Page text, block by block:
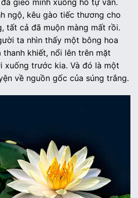
ngộ, kêu gào tiếc thương cho
tất cả đã muộn màng mất rồi.
ta nhìn thấy một bông hoa
thanh khiết, nổi lên trên mặt
xuống trước kia. Và đó là một
về nguồn gốc của súng trắng.